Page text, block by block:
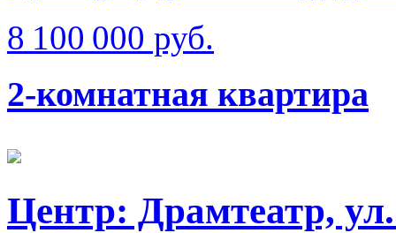
8 100 000 руб.
2-комнатная квартира
Центр: Драмтеатр,